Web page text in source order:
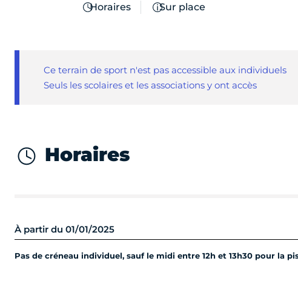
Horaires Sur place
Ce terrain de sport n'est pas accessible aux individuels
Seuls les scolaires et les associations y ont accès
Horaires
À partir du 01/01/2025
Pas de créneau individuel, sauf le midi entre 12h et 13h30 pour la